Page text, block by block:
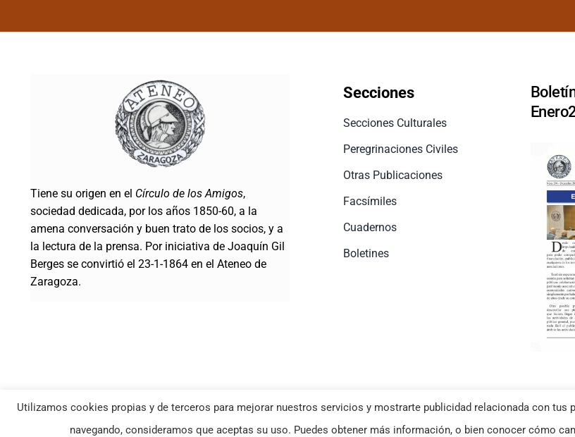
Tiene su origen en el Círculo de los Amigos,
sociedad dedicada, por los años 1850-60, a la
amena conversación y buen trato de los socios, y a
la lectura de la prensa. Por iniciativa de Joaquín Gil
Berges se convirtió el 23-1-1864 en el Ateneo de
Zaragoza.
Secciones
Secciones Culturales
Peregrinaciones Civiles
Otras Publicaciones
Facsímiles
Cuadernos
Boletines
Utilizamos cookies propias y de terceros para mejorar nuestros servicios y mostrarte publicidad relacionada con
navegando, consideramos que aceptas su uso. Puedes obtener más información, o bien conocer cómo